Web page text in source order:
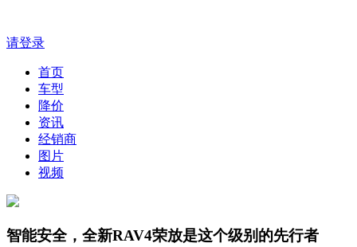
请登录
首页
车型
降价
资讯
经销商
图片
视频
智能安全，全新RAV4荣放是这个级别的先行者